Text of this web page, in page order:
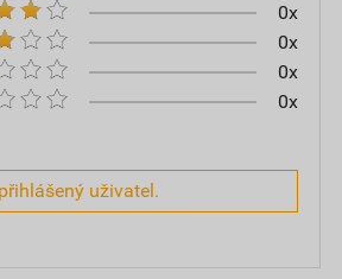
0x
0x
0x
0x
uživatel.